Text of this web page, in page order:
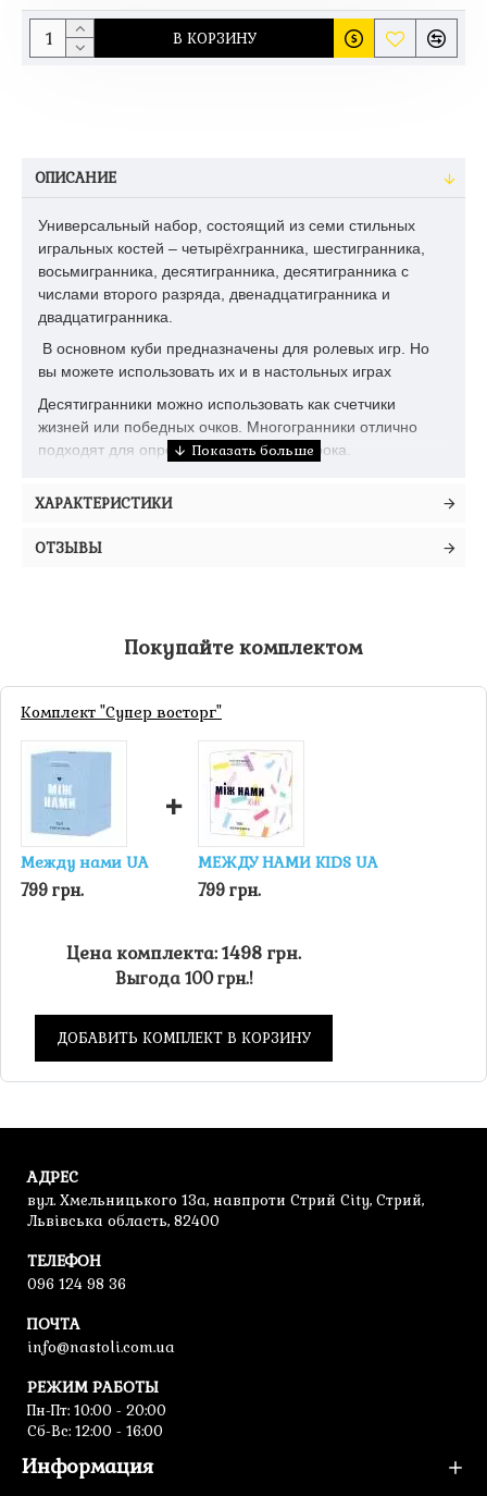
В КОРЗИНУ
ОПИСАНИЕ
Универсальный набор, состоящий из семи стильных
игральных костей – четырёхгранника, шестигранника,
восьмигранника, десятигранника, десятигранника с
числами второго разряда, двенадцатигранника и
двадцатигранника.
В основном куби предназначены для ролевых игр. Но
вы можете использовать их и в настольных играх
Десятигранники можно использовать как счетчики
жизней или победных очков. Многогранники отлично
подходят для определения первого игрока.
ХАРАКТЕРИСТИКИ
ОТЗЫВЫ
Покупайте комплектом
Комплект "Супер восторг"
Между нами UA
799 грн.
+
МЕЖДУ НАМИ KIDS UA
799 грн.
Цена комплекта: 1498 грн.
Выгода 100 грн.!
ДОБАВИТЬ КОМПЛЕКТ В КОРЗИНУ
АДРЕС
вул. Хмельницького 13а, навпроти Стрий City, Стрий,
Львівська область, 82400
ТЕЛЕФОН
096 124 98 36
ПОЧТА
info@nastoli.com.ua
РЕЖИМ РАБОТЫ
Пн-Пт: 10:00 - 20:00
Сб-Вс: 12:00 - 16:00
Информация